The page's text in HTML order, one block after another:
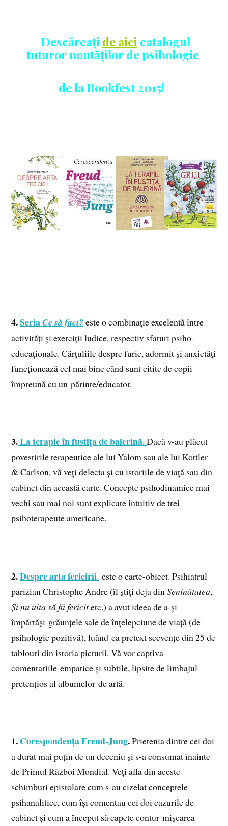
Descărcați de aici catalogul
tuturor noutăților de psihologie
de la Bookfest 2015!
4.SeriaCe să faci?este o combinație excelentă între
activități și exerciții ludice, respectiv sfaturi psiho-
educaționale. Cărțuliile despre furie, adormit și anxietăți
funcționează cel mai bine când sunt citite de copii
împreună cu un părinte/educator.
3.La terapie în fustița de balerină.Dacă v-au plăcut
povestirile terapeutice ale lui Yalom sau ale lui Kottler
& Carlson, vă veți delecta și cu istoriile de viață sau din
cabinet din această carte. Concepte psihodinamice mai
vechi sau mai noi sunt explicate intuitiv de trei
psihoterapeute americane.
2.Despre arta fericirii este o carte-obiect. Psihiatrul
parizian Christophe Andre (îl știți deja dinSeninătatea,
Și nu uita să fii fericitetc.) a avut ideea de a-și
împărtăși grăunțele sale de înțelepciune de viață (de
psihologie pozitivă), luând ca pretext secvențe din 25 de
tablouri din istoria picturii. Vă vor captiva
comentariile empatice și subtile, lipsite de limbajul
pretențios al albumelor de artă.
1.Corespondența Freud-Jung.Prietenia dintre cei doi
a durat mai puțin de un deceniu și s-a consumat înainte
de Primul Război Mondial. Veți afla din aceste
schimburi epistolare cum s-au cizelat conceptele
psihanalitice, cum își comentau cei doi cazurile de
cabinet și cum a început să capete contur mișcarea